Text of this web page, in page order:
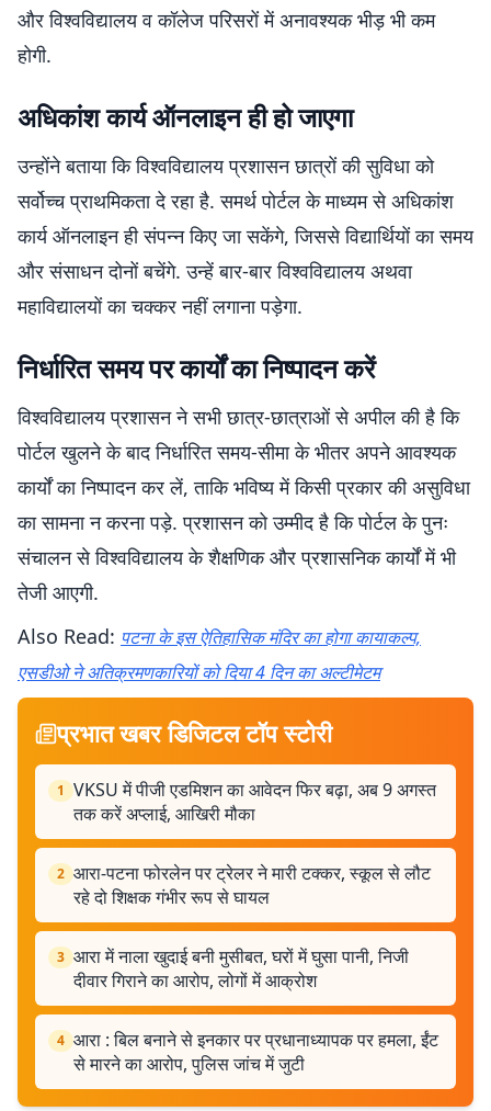
और विश्वविद्यालय व कॉलेज परिसरों में अनावश्यक भीड़ भी कम
होगी.
अधिकांश कार्य ऑनलाइन ही हो जाएगा
उन्होंने बताया कि विश्वविद्यालय प्रशासन छात्रों की सुविधा को
सर्वोच्च प्राथमिकता दे रहा है. समर्थ पोर्टल के माध्यम से अधिकांश
कार्य ऑनलाइन ही संपन्न किए जा सकेंगे, जिससे विद्यार्थियों का समय
और संसाधन दोनों बचेंगे. उन्हें बार-बार विश्वविद्यालय अथवा
महाविद्यालयों का चक्कर नहीं लगाना पड़ेगा.
निर्धारित समय पर कार्यों का निष्पादन करें
विश्वविद्यालय प्रशासन ने सभी छात्र-छात्राओं से अपील की है कि
पोर्टल खुलने के बाद निर्धारित समय-सीमा के भीतर अपने आवश्यक
कार्यों का निष्पादन कर लें, ताकि भविष्य में किसी प्रकार की असुविधा
का सामना न करना पड़े. प्रशासन को उम्मीद है कि पोर्टल के पुनः
संचालन से विश्वविद्यालय के शैक्षणिक और प्रशासनिक कार्यों में भी
तेजी आएगी.
Also Read: पटना के इस ऐतिहासिक मंदिर का होगा कायाकल्प,
एसडीओ ने अतिक्रमणकारियों को दिया 4 दिन का अल्टीमेटम
प्रभात खबर डिजिटल टॉप स्टोरी
1 VKSU में पीजी एडमिशन का आवेदन फिर बढ़ा, अब 9 अगस्त
तक करें अप्लाई, आखिरी मौका
2 आरा-पटना फोरलेन पर ट्रेलर ने मारी टक्कर, स्कूल से लौट
रहे दो शिक्षक गंभीर रूप से घायल
3 आरा में नाला खुदाई बनी मुसीबत, घरों में घुसा पानी, निजी
दीवार गिराने का आरोप, लोगों में आक्रोश
4 आरा : बिल बनाने से इनकार पर प्रधानाध्यापक पर हमला, ईंट
से मारने का आरोप, पुलिस जांच में जुटी